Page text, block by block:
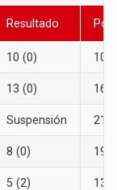
Resultado
10 (0) 10
13 (0) 16
Suspensión 21
8 (0) 19
5 (2) 13